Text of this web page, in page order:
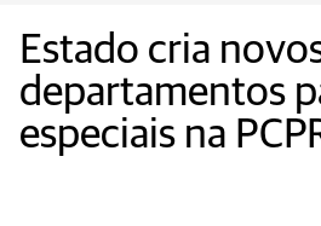
Estado cria
departamentos
especiais na